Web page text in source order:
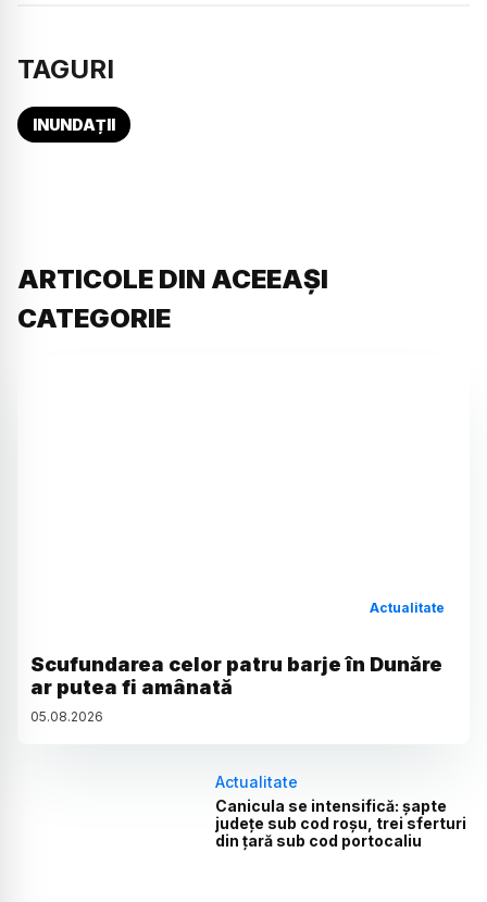
TAGURI
INUNDAȚII
ARTICOLE DIN ACEEAȘI
CATEGORIE
Actualitate
Scufundarea celor patru barje în Dunăre
ar putea fi amânată
05.08.2026
Actualitate
Canicula se intensifică: șapte
județe sub cod roșu, trei sferturi
din țară sub cod portocaliu